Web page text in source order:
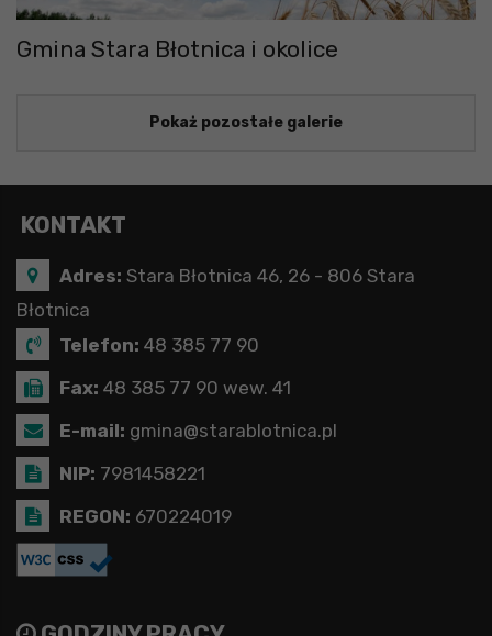
Gmina Stara Błotnica i okolice
Pokaż pozostałe galerie
KONTAKT
Adres: Stara Błotnica 46, 26 - 806 Stara
Błotnica
Telefon: 48 385 77 90
Fax: 48 385 77 90 wew. 41
E-mail: gmina@starablotnica.pl
NIP: 7981458221
REGON: 670224019